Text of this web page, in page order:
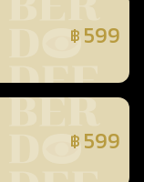
฿ 599
฿ 599